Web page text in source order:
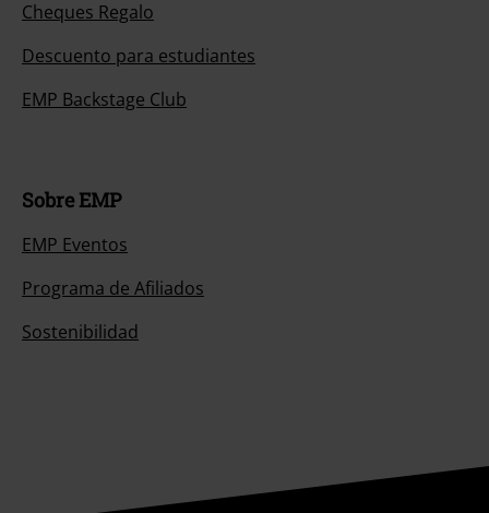
Cheques Regalo
Descuento para estudiantes
EMP Backstage Club
Sobre EMP
EMP Eventos
Programa de Afiliados
Sostenibilidad